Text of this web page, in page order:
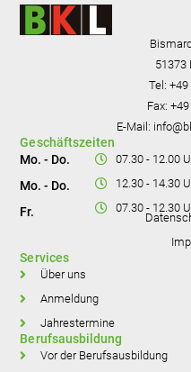
51373
Tel:
Fax:
E-Mail:
Geschäftszeiten
Mo. - Do.
Mo. - Do.
Fr.
07.30 - 12.00
12.30 - 14.30
07.30 - 12.30
Services
Über uns
Anmeldung
Jahrestermine
Berufsausbildung
Vor der Berufsausbildung